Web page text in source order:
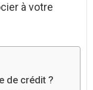
à votre
de crédit ?